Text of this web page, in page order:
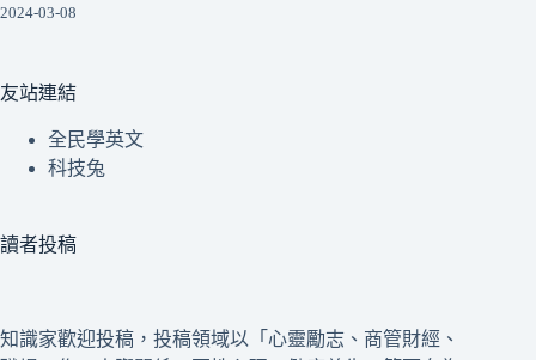
2024-03-08
友站連結
全民學英文
科技兔
讀者投稿
知識家歡迎投稿，投稿領域以「心靈勵志、商管財經、